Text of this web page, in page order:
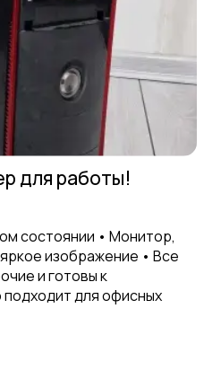
для работы!
состоянии • Монитор,
изображение • Все
и готовы к
для офисных